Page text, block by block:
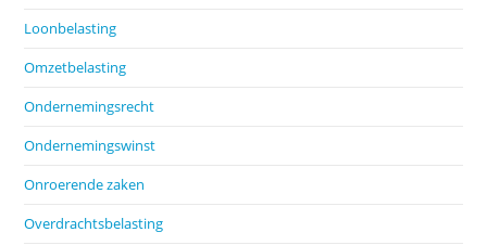
Loonbelasting
Omzetbelasting
Ondernemingsrecht
Ondernemingswinst
Onroerende zaken
Overdrachtsbelasting